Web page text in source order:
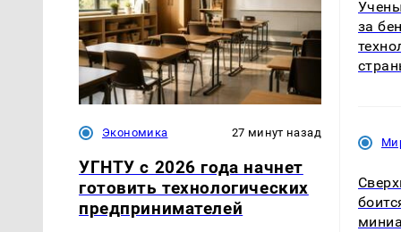
Экономика 27 минут назад
УГНТУ с 2026 года начнет
готовить технологических
предпринимателей
за